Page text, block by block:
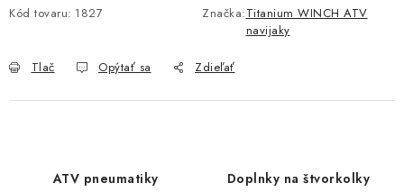
SUZUKI KINGQUAD 700/750 LTA
CAN AM RENEGADE 570/650/800/1000
Kód tovaru: 1827 Značka:Titanium WINCH ATV
navijaky
Tlač Opýtať sa Zdieľať
ATV pneumatiky Doplnky na štvorkolky